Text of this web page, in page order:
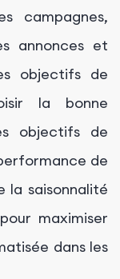
campagnes,
annonces et
objectifs de
la bonne
objectifs de
de
saisonnalité
maximiser
dans les